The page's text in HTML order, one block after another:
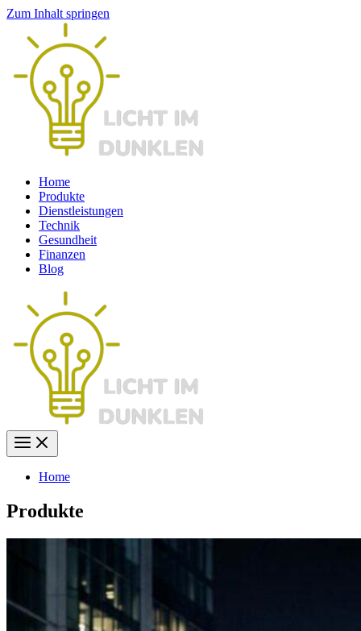
Zum Inhalt springen
Home
Produkte
Dienstleistungen
Technik
Gesundheit
Finanzen
Blog
Home
Produkte